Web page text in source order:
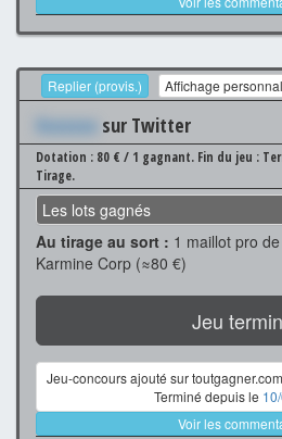
Replier (provis.) Affichage
Xxxxxxx sur Twitter
Dotation : 80 € / 1 gagnant. Fin du jeu :
Tirage.
Les lots gagnés
Au tirage au sort : 1 maillot pro
Karmine Corp (≈80 €)
Jeu
Jeu-concours ajouté sur toutgagner.com
Terminé depuis le
Voir les